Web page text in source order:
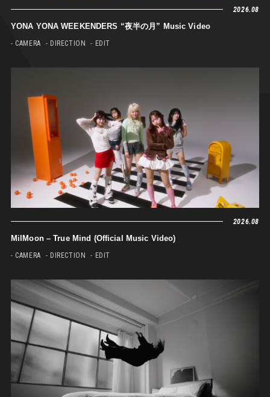
2026.08
YONA YONA WEEKENDERS “夜半の月” Music Video
- CAMERA - DIRECTION - EDIT
2026.08
MilMoon – True Mind (Official Music Video)
- CAMERA - DIRECTION - EDIT